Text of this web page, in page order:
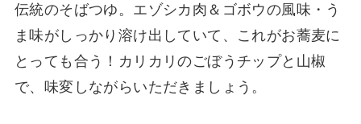
伝統のそばつゆ。エゾシカ肉＆ゴボウの風味・う
ま味がしっかり溶け出していて、これがお蕎麦に
とっても合う！カリカリのごぼうチップと山椒
で、味変しながらいただきましょう。